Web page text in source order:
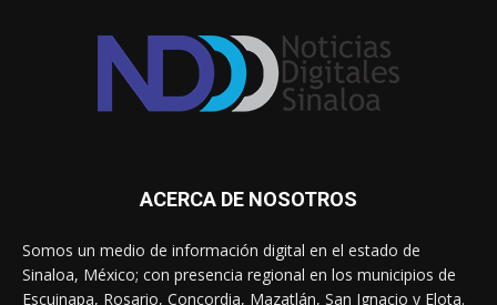
ACERCA DE NOSOTROS
Somos un medio de información digital en el estado de
Sinaloa, México; con presencia regional en los municipios de
Escuinapa, Rosario, Concordia, Mazatlán, San Ignacio y Elota.